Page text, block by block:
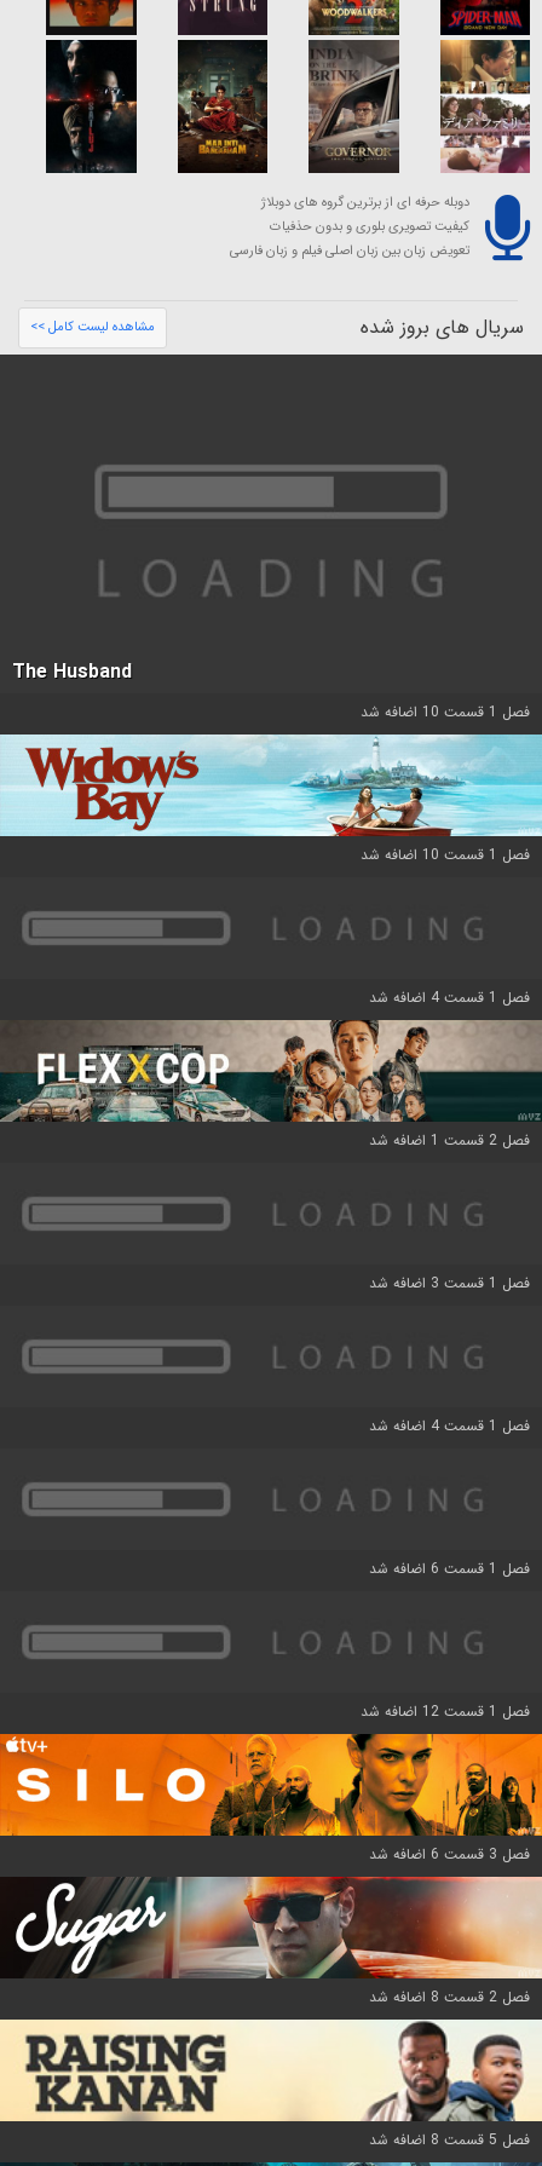
دوبله حرفه ای از برترین گروه های دوبلاژ
کیفیت تصویری بلوری و بدون حذفیات
تعویض زبان بین زبان اصلی فیلم و زبان فارسی
سریال های بروز شده مشاهده لیست کامل >>
The Husband
فصل 1 قسمت 10 اضافه شد
فصل 1 قسمت 10 اضافه شد
فصل 1 قسمت 4 اضافه شد
فصل 2 قسمت 1 اضافه شد
فصل 1 قسمت 3 اضافه شد
فصل 1 قسمت 4 اضافه شد
فصل 1 قسمت 6 اضافه شد
فصل 1 قسمت 12 اضافه شد
فصل 3 قسمت 6 اضافه شد
فصل 2 قسمت 8 اضافه شد
فصل 5 قسمت 8 اضافه شد